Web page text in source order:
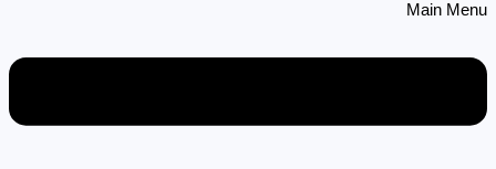
Main Menu